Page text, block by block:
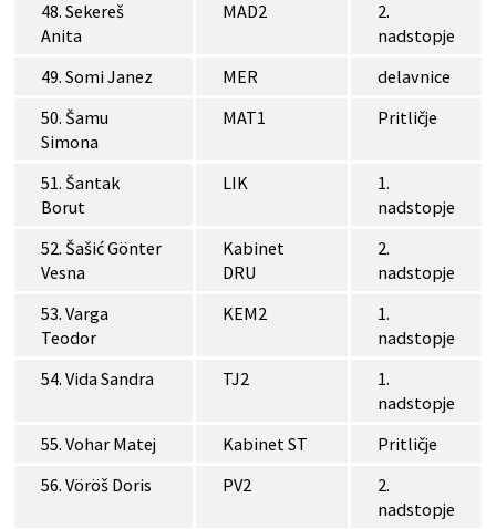
48. Sekereš
Anita
MAD2
2.
nadstopje
49. Somi Janez
MER
delavnice
50. Šamu
Simona
MAT1 Pritličje
51. Šantak
Borut
LIK
1.
nadstopje
52. Šašić Gönter
Vesna
Kabinet
DRU
2.
nadstopje
53. Varga
Teodor
KEM2
1.
nadstopje
54. Vida Sandra
TJ2
1.
nadstopje
55. Vohar Matej
Kabinet ST
Pritličje
56. Vöröš Doris
PV2
2.
nadstopje